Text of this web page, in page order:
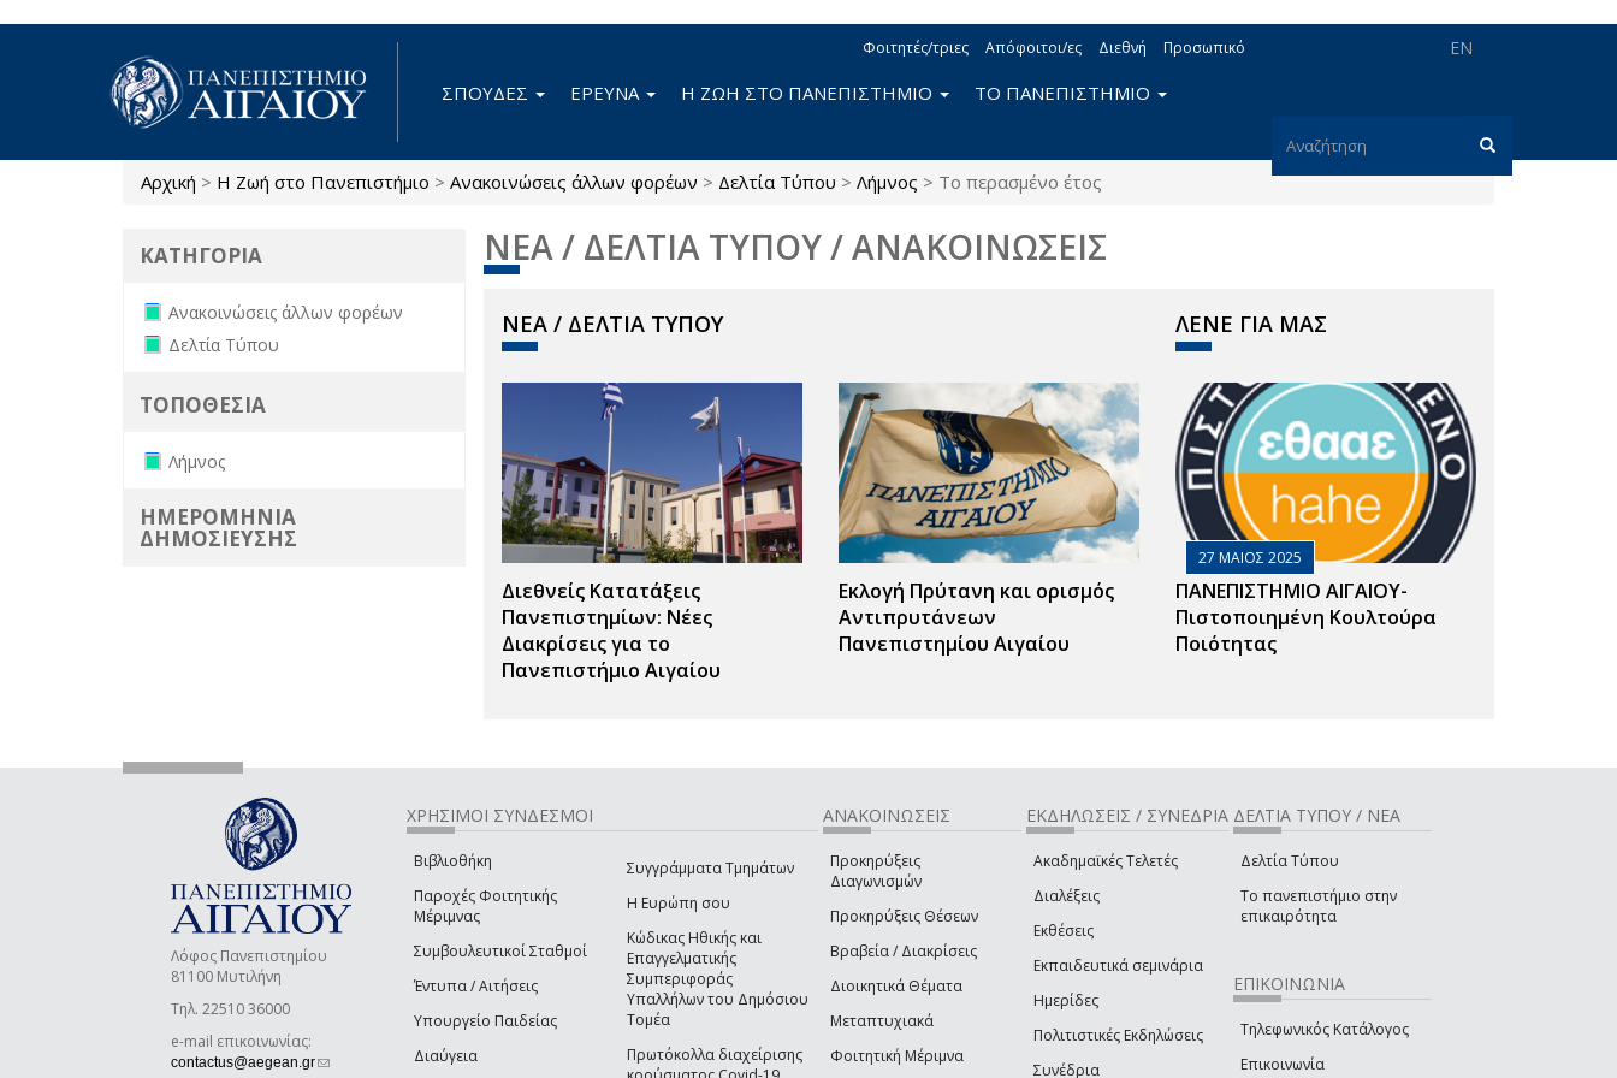
EN
Φοιτητές/τριες Απόφοιτοι/ες Διεθνή Προσωπικό
Φόρμα
ΣΠΟΥΔΕΣ ΕΡΕΥΝΑ Η ΖΩΗ ΣΤΟ ΠΑΝΕΠΙΣΤΗΜΙΟ ΤΟ ΠΑΝΕΠΙΣΤΗΜΙΟ
Είστε εδώ
Αρχική > Η Ζωή στο Πανεπιστήμιο > Ανακοινώσεις άλλων φορέων > Δελτία Τύπου > Λήμνος > Το περασμένο έτος
ΝΕΑ / ΔΕΛΤΙΑ ΤΥΠΟΥ / ΑΝΑΚΟΙΝΩΣΕΙΣ
ΝΕΑ / ΔΕΛΤΙΑ ΤΥΠΟΥ
Διεθνείς Κατατάξεις
Πανεπιστημίων: Νέες
Διακρίσεις για το
Πανεπιστήμιο Αιγαίου
Εκλογή Πρύτανη και ορισμός
Αντιπρυτάνεων
Πανεπιστημίου Αιγαίου
ΛΕΝΕ ΓΙΑ ΜΑΣ
27 ΜΑΙΟΣ 2025
ΠΑΝΕΠΙΣΤΗΜΙΟ ΑΙΓΑΙΟΥ-
Πιστοποιημένη Κουλτούρα
Ποιότητας
ΚΑΤΗΓΟΡΙΑ
Remove Ανακοινώσεις άλλων
φορέων filter
Ανακοινώσεις άλλων φορέων
Remove Δελτία Τύπου filter
Δελτία Τύπου
ΤΟΠΟΘΕΣΙΑ
Remove Λήμνος filter
Λήμνος
ΗΜΕΡΟΜΗΝΙΑ
ΔΗΜΟΣΙΕΥΣΗΣ
Λόφος Πανεπιστημίου
81100 Μυτιλήνη
Τηλ. 22510 36000
e-mail επικοινωνίας:
contactus@aegean.gr(link sends e-mail)
ΧΡΗΣΙΜΟΙ ΣΥΝΔΕΣΜΟΙ
Βιβλιοθήκη
Παροχές Φοιτητικής
Μέριμνας
Συμβουλευτικοί Σταθμοί
Έντυπα / Αιτήσεις
Υπουργείο Παιδείας
Διαύγεια
Συγγράμματα Τμημάτων
Η Ευρώπη σου
Κώδικας Ηθικής και
Επαγγελματικής
Συμπεριφοράς
Υπαλλήλων του Δημόσιου
Τομέα
Πρωτόκολλα διαχείρισης
ΑΝΑΚΟΙΝΩΣΕΙΣ
Προκηρύξεις
Διαγωνισμών
Προκηρύξεις Θέσεων
Βραβεία / Διακρίσεις
Διοικητικά Θέματα
Μεταπτυχιακά
Φοιτητική Μέριμνα
ΕΚΔΗΛΩΣΕΙΣ / ΣΥΝΕΔΡΙΑ
Ακαδημαϊκές Τελετές
Διαλέξεις
Εκθέσεις
Εκπαιδευτικά σεμινάρια
Ημερίδες
Πολιτιστικές Εκδηλώσεις
Συνέδρια
ΔΕΛΤΙΑ ΤΥΠΟΥ / ΝΕΑ
Δελτία Τύπου
Το πανεπιστήμιο στην
επικαιρότητα
ΕΠΙΚΟΙΝΩΝΙΑ
Τηλεφωνικός Κατάλογος
Επικοινωνία